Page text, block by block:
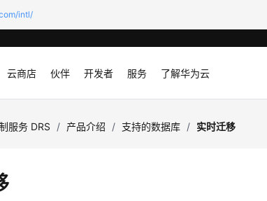
intl/
云商店 伙伴 开发者 服务 了解华为云
服务 DRS / 产品介绍 / 支持的数据库 / 实时迁移